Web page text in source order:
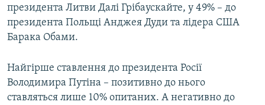
президента Литви Далі Грібаускайте, у 49% – до
президента Польщі Анджея Дуди та лідера США
Барака Обами.
Найгірше ставлення до президента Росії
Володимира Путіна – позитивно до нього
ставляться лише 10% опитаних. А негативно до